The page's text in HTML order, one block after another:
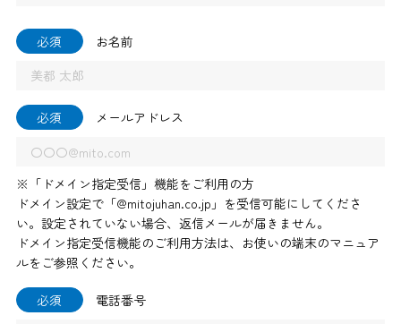
必須 お名前
必須 メールアドレス
※「ドメイン指定受信」機能をご利用の方
ドメイン設定で「@mitojuhan.co.jp」を受信可能にしてくださ
い。設定されていない場合、返信メールが届きません。
ドメイン指定受信機能のご利用方法は、お使いの端末のマニュア
ルをご参照ください。
必須 電話番号